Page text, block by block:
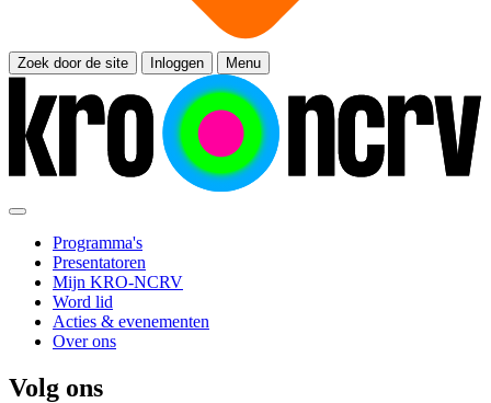
Zoek door de site Inloggen Menu
Programma's
Presentatoren
Mijn KRO-NCRV
Word lid
Acties & evenementen
Over ons
Volg ons